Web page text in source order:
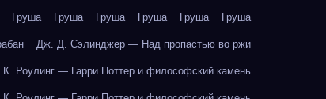
Груша Груша Груша Груша Груша Груша
Дж. Д. Сэлинджер — Над пропастью во ржи
Роулинг — Гарри Поттер и философский камень